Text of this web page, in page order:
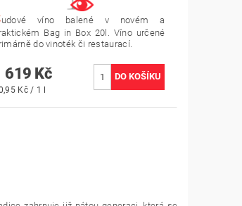
udové víno balené v novém a
Bag in Box 20l. Víno určené
do vinoték či restaurací.
619 Kč
Kč / 1 l